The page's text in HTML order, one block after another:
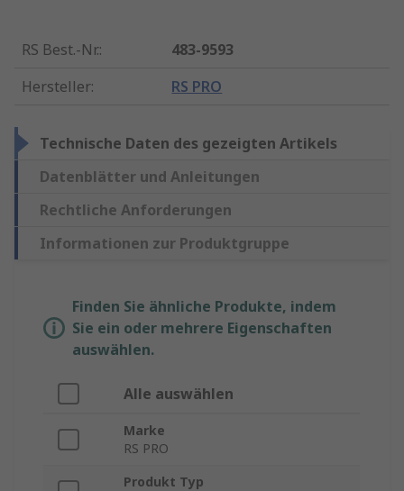
RS Best.-Nr.:
483-9593
Hersteller: RS PRO
Technische Daten des gezeigten Artikels
Datenblätter und Anleitungen
Rechtliche Anforderungen
Informationen zur Produktgruppe
Finden Sie ähnliche Produkte, indem
Sie ein oder mehrere Eigenschaften
auswählen.
Alle auswählen
Marke
RS PRO
Produkt Typ